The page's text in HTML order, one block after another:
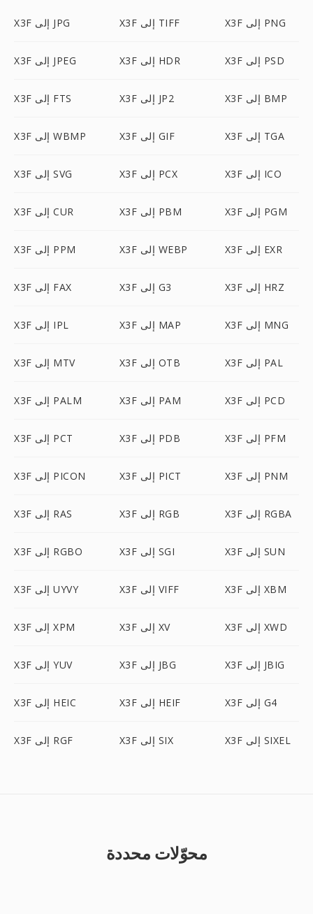
X3F إلى JPG X3F إلى TIFF X3F إلى PNG
X3F إلى JPEG X3F إلى HDR X3F إلى PSD
X3F إلى FTS X3F إلى JP2 X3F إلى BMP
X3F إلى WBMP X3F إلى GIF X3F إلى TGA
X3F إلى SVG X3F إلى PCX X3F إلى ICO
X3F إلى CUR X3F إلى PBM X3F إلى PGM
X3F إلى PPM X3F إلى WEBP X3F إلى EXR
X3F إلى FAX X3F إلى G3 X3F إلى HRZ
X3F إلى IPL X3F إلى MAP X3F إلى MNG
X3F إلى MTV X3F إلى OTB X3F إلى PAL
X3F إلى PALM X3F إلى PAM X3F إلى PCD
X3F إلى PCT X3F إلى PDB X3F إلى PFM
X3F إلى PICON X3F إلى PICT X3F إلى PNM
X3F إلى RAS X3F إلى RGB X3F إلى RGBA
X3F إلى RGBO X3F إلى SGI X3F إلى SUN
X3F إلى UYVY X3F إلى VIFF X3F إلى XBM
X3F إلى XPM X3F إلى XV X3F إلى XWD
X3F إلى YUV X3F إلى JBG X3F إلى JBIG
X3F إلى HEIC X3F إلى HEIF X3F إلى G4
X3F إلى RGF X3F إلى SIX X3F إلى SIXEL
محوّلات محددة